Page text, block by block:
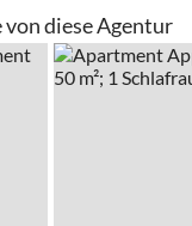
diese Agentur